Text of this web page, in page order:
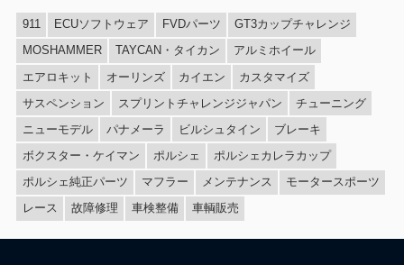
911 ECUソフトウェア FVDパーツ
GT3カップチャレンジ
MOSHAMMER
TAYCAN・タイカン
アルミホイール
エアロキット
オーリンズ カイエン
カスタマイズ
サスペンション
スプリントチャレンジジャパン
チューニング
ニューモデル
パナメーラ ビルシュタイン
ブレーキ
ボクスター・ケイマン
ポルシェ
ポルシェカレラカップ
ポルシェ純正パーツ
マフラー メンテナンス
モータースポーツ
レース
故障修理 車検整備 車輌販売